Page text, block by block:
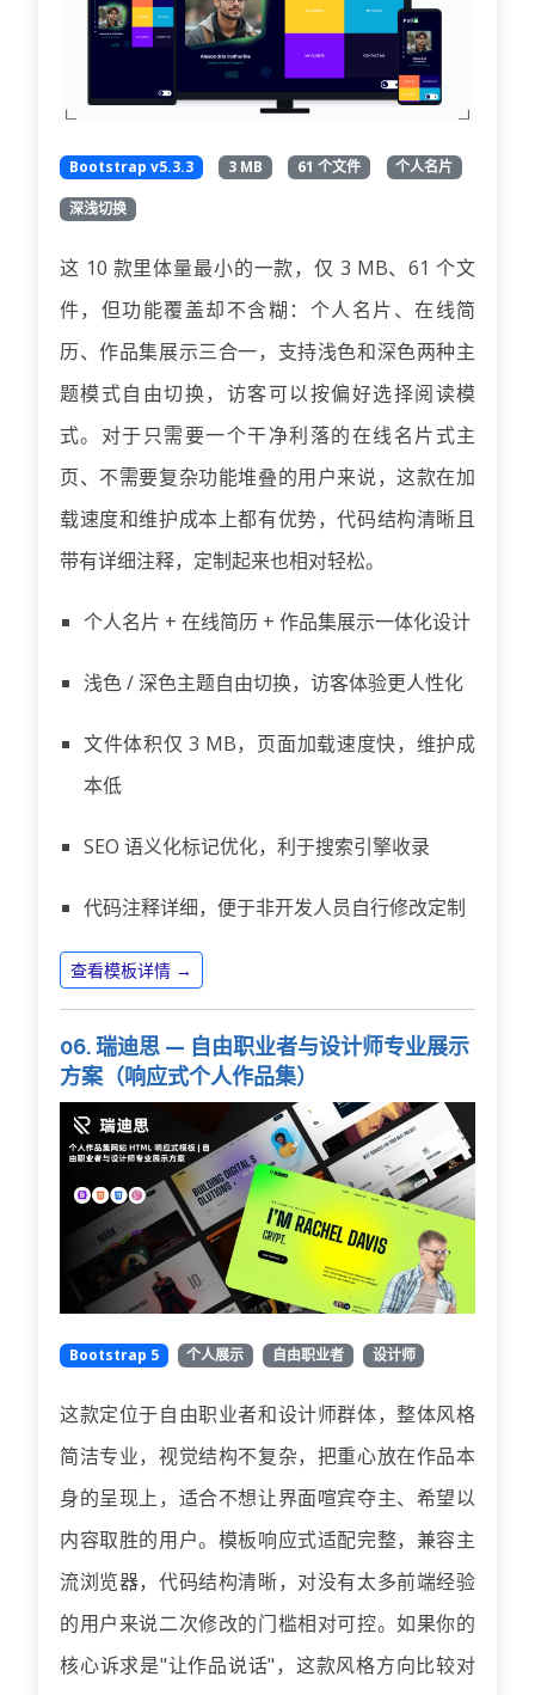
Bootstrap v5.3.3 3 MB 61 个文件 个人名片
深浅切换
这 10 款里体量最小的一款，仅 3 MB、61 个文
件，但功能覆盖却不含糊：个人名片、在线简
历、作品集展示三合一，支持浅色和深色两种主
题模式自由切换，访客可以按偏好选择阅读模
式。对于只需要一个干净利落的在线名片式主
页、不需要复杂功能堆叠的用户来说，这款在加
载速度和维护成本上都有优势，代码结构清晰且
带有详细注释，定制起来也相对轻松。
个人名片 + 在线简历 + 作品集展示一体化设计
浅色 / 深色主题自由切换，访客体验更人性化
文件体积仅 3 MB，页面加载速度快，维护成
本低
SEO 语义化标记优化，利于搜索引擎收录
代码注释详细，便于非开发人员自行修改定制
查看模板详情 →
06. 瑞迪思 — 自由职业者与设计师专业展示
方案（响应式个人作品集）
Bootstrap 5 个人展示 自由职业者 设计师
这款定位于自由职业者和设计师群体，整体风格
简洁专业，视觉结构不复杂，把重心放在作品本
身的呈现上，适合不想让界面喧宾夺主、希望以
内容取胜的用户。模板响应式适配完整，兼容主
流浏览器，代码结构清晰，对没有太多前端经验
的用户来说二次修改的门槛相对可控。如果你的
核心诉求是"让作品说话"，这款风格方向比较对